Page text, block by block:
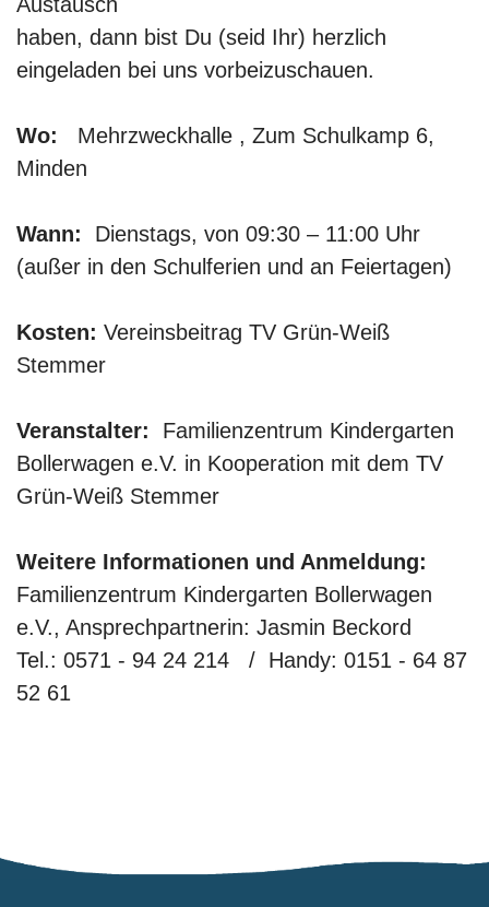
haben, dann bist Du (seid Ihr) herzlich
eingeladen bei uns vorbeizuschauen.
Wo: Mehrzweckhalle , Zum Schulkamp 6,
Minden
Wann: Dienstags, von 09:30 – 11:00 Uhr
(außer in den Schulferien und an Feiertagen)
Kosten: Vereinsbeitrag TV Grün-Weiß
Stemmer
Veranstalter: Familienzentrum Kindergarten
Bollerwagen e.V. in Kooperation mit dem TV
Grün-Weiß Stemmer
Weitere Informationen und Anmeldung:
Familienzentrum Kindergarten Bollerwagen
e.V., Ansprechpartnerin: Jasmin Beckord
Tel.: 0571 - 94 24 214 / Handy: 0151 - 64 87
52 61